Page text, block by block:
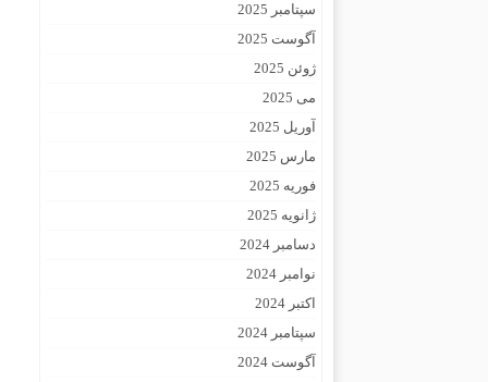
سپتامبر 2025
آگوست 2025
ژوئن 2025
می 2025
آوریل 2025
مارس 2025
فوریه 2025
ژانویه 2025
دسامبر 2024
نوامبر 2024
اکتبر 2024
سپتامبر 2024
آگوست 2024